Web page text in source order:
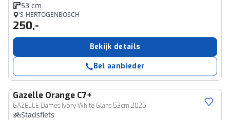
53 cm
’S-HERTOGENBOSCH
250,-
Bekijk details
Bel aanbieder
Gazelle Orange C7+
GAZELLE Dames Ivory White Glans 53cm 2025
Stadsfiets